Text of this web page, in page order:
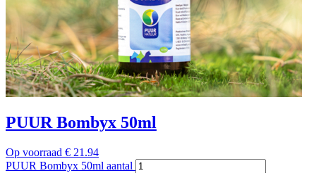
PUUR Bombyx 50ml
Op voorraad € 21.94
PUUR Bombyx 50ml aantal